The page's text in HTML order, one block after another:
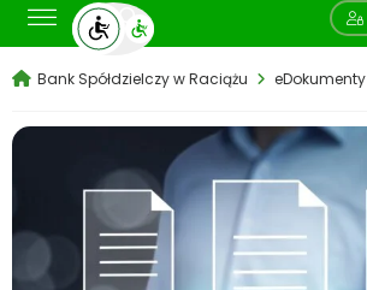
Pokaż wyszukiwarkę
Bank Spółdzielczy w Raciążu eDokumenty